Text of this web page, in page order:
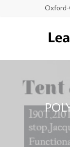
Oxford-